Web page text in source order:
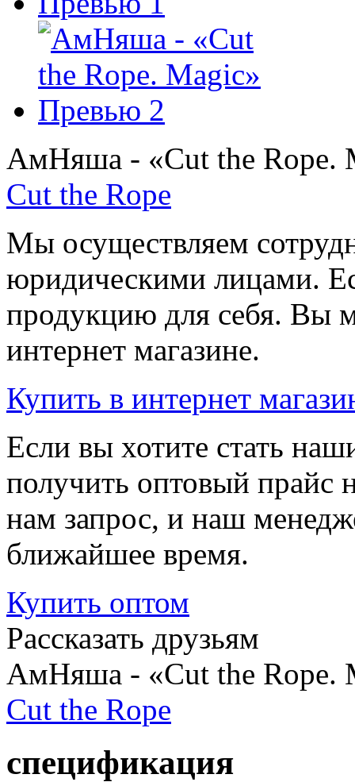
АмНяша - «Cut the Rope.
Cut the Rope
Мы осуществляем
юридическими лицами.
продукцию для себя. Вы
интернет магазине.
Купить в интернет
Если вы хотите стать
получить оптовый
нам запрос, и наш
ближайшее время.
Купить оптом
Рассказать друзьям
АмНяша - «Cut the Rope.
Cut the Rope
спецификация